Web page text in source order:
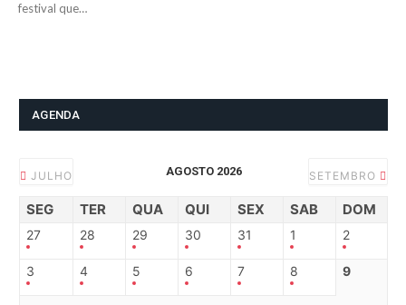
festival que…
AGENDA
JULHO AGOSTO 2026 SETEMBRO
SEG TER QUA QUI SEX SAB DOM
27 28 29 30 31 1 2
3 4 5 6 7 8 9